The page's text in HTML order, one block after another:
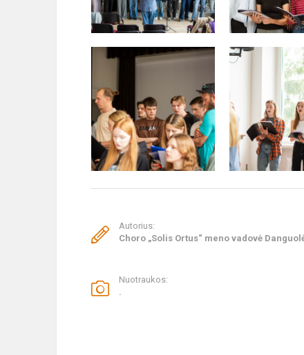
Autorius:
Choro „Solis Ortus“ meno vadovė
Nuotraukos:
.